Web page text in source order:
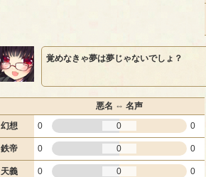
覚めなきゃ夢は夢じゃないでしょ？
悪名 ⇔ 名声
幻想
0 0 0
鉄帝 0 0 0
天義 0 0 0